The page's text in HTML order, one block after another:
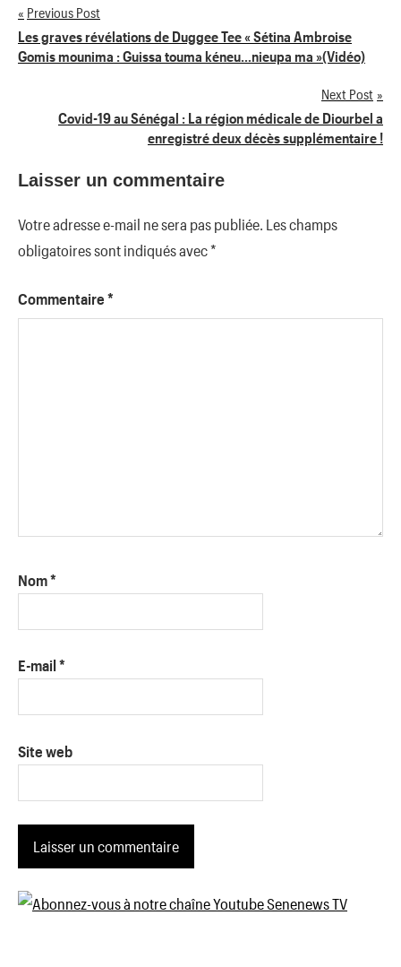
Navigation
de
Previous Post
Les graves révélations de Duggee Tee « Sétina Ambroise
Gomis mounima : Guissa touma kéneu…nieupa ma »(Vidéo)
Next Post
Covid-19 au Sénégal : La région médicale de Diourbel a
enregistré deux décès supplémentaire !
Laisser un commentaire
Votre adresse e-mail ne sera pas publiée. Les champs
obligatoires sont indiqués avec*
Commentaire *
Nom*
E-mail *
Site web